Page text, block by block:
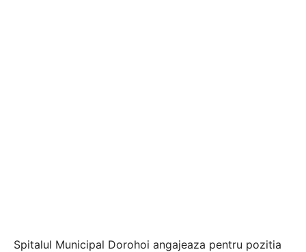
Spitalul Municipal Dorohoi angajeaza pentru pozitia